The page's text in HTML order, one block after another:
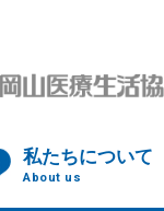
私たちについて
About us